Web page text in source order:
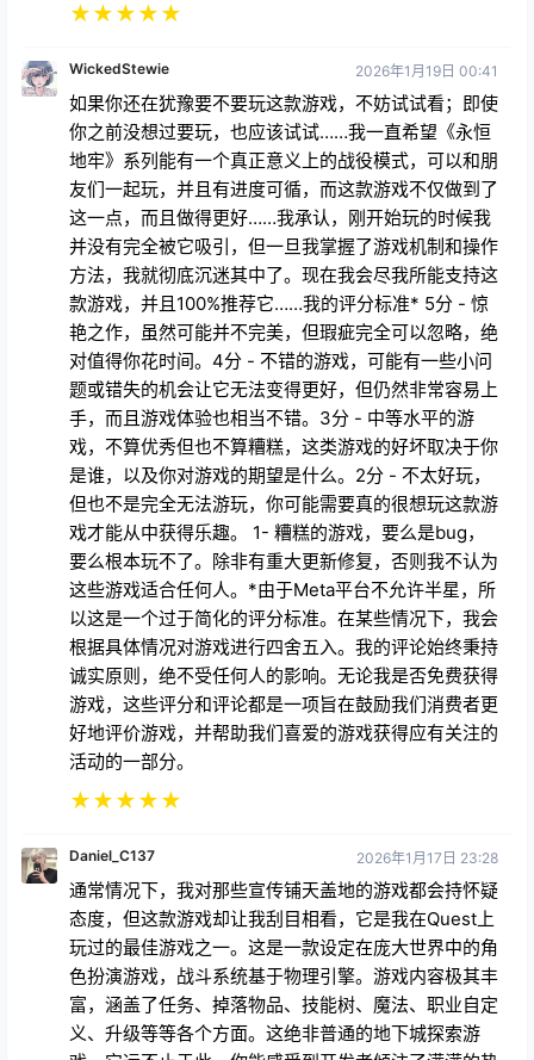
★★★★★
WickedStewie 2026年1月19日 00:41
如果你还在犹豫要不要玩这款游戏，不妨试试看；即使
你之前没想过要玩，也应该试试……我一直希望《永恒
地牢》系列能有一个真正意义上的战役模式，可以和朋
友们一起玩，并且有进度可循，而这款游戏不仅做到了
这一点，而且做得更好……我承认，刚开始玩的时候我
并没有完全被它吸引，但一旦我掌握了游戏机制和操作
方法，我就彻底沉迷其中了。现在我会尽我所能支持这
款游戏，并且100%推荐它……我的评分标准* 5分 - 惊
艳之作，虽然可能并不完美，但瑕疵完全可以忽略，绝
对值得你花时间。4分 - 不错的游戏，可能有一些小问
题或错失的机会让它无法变得更好，但仍然非常容易上
手，而且游戏体验也相当不错。3分 - 中等水平的游
戏，不算优秀但也不算糟糕，这类游戏的好坏取决于你
是谁，以及你对游戏的期望是什么。2分 - 不太好玩，
但也不是完全无法游玩，你可能需要真的很想玩这款游
戏才能从中获得乐趣。 1- 糟糕的游戏，要么是bug，
要么根本玩不了。除非有重大更新修复，否则我不认为
这些游戏适合任何人。*由于Meta平台不允许半星，所
以这是一个过于简化的评分标准。在某些情况下，我会
根据具体情况对游戏进行四舍五入。我的评论始终秉持
诚实原则，绝不受任何人的影响。无论我是否免费获得
游戏，这些评分和评论都是一项旨在鼓励我们消费者更
好地评价游戏，并帮助我们喜爱的游戏获得应有关注的
活动的一部分。
★★★★★
Daniel_C137 2026年1月17日 23:28
通常情况下，我对那些宣传铺天盖地的游戏都会持怀疑
态度，但这款游戏却让我刮目相看，它是我在Quest上
玩过的最佳游戏之一。这是一款设定在庞大世界中的角
色扮演游戏，战斗系统基于物理引擎。游戏内容极其丰
富，涵盖了任务、掉落物品、技能树、魔法、职业自定
义、升级等等各个方面。这绝非普通的地下城探索游